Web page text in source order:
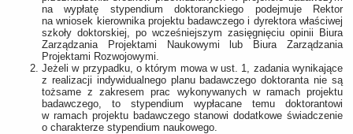
na wypłatę stypendium doktoranckiego podejmuje Rektor
na wniosek kierownika projektu badawczego i dyrektora właściwej
szkoły doktorskiej, po wcześniejszym zasięgnięciu opinii Biura
Zarządzania Projektami Naukowymi lub Biura Zarządzania
Projektami Rozwojowymi.
Jeżeli w przypadku, o którym mowa w ust. 1, zadania wynikające
z realizacji indywidualnego planu badawczego doktoranta nie są
tożsame z zakresem prac wykonywanych w ramach projektu
badawczego, to stypendium wypłacane temu doktorantowi
w ramach projektu badawczego stanowi dodatkowe świadczenie
o charakterze stypendium naukowego.